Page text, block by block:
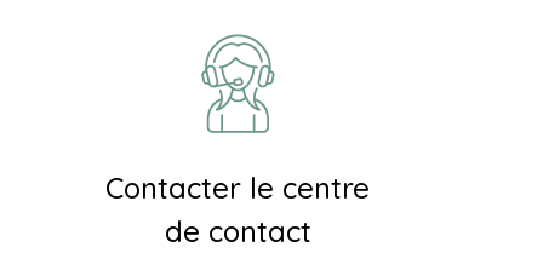
Contacter le centre
de contact